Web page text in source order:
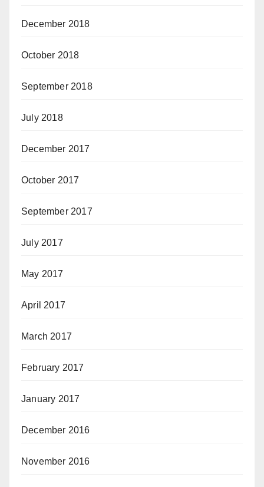
December 2018
October 2018
September 2018
July 2018
December 2017
October 2017
September 2017
July 2017
May 2017
April 2017
March 2017
February 2017
January 2017
December 2016
November 2016